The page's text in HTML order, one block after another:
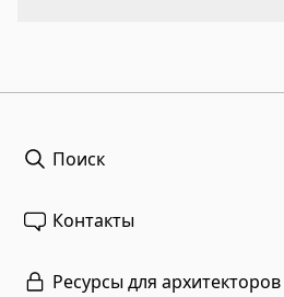
Поиск
Контакты
Ресурсы для